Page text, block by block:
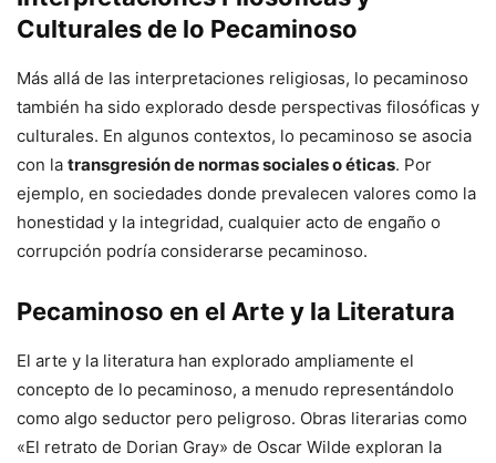
Culturales de lo Pecaminoso
Más allá de las interpretaciones religiosas, lo pecaminoso
también ha sido explorado desde perspectivas filosóficas y
culturales. En algunos contextos, lo pecaminoso se asocia
con la transgresión de normas sociales o éticas. Por
ejemplo, en sociedades donde prevalecen valores como la
honestidad y la integridad, cualquier acto de engaño o
corrupción podría considerarse pecaminoso.
Pecaminoso en el Arte y la Literatura
El arte y la literatura han explorado ampliamente el
concepto de lo pecaminoso, a menudo representándolo
como algo seductor pero peligroso. Obras literarias como
«El retrato de Dorian Gray» de Oscar Wilde exploran la